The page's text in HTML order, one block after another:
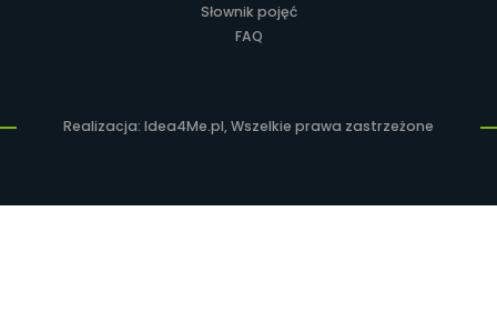
Słownik pojęć
FAQ
Realizacja: Idea4Me.pl, Wszelkie prawa zastrzeżone